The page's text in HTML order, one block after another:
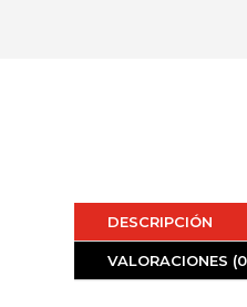
DESCRIPCIÓN
VALORACIONES